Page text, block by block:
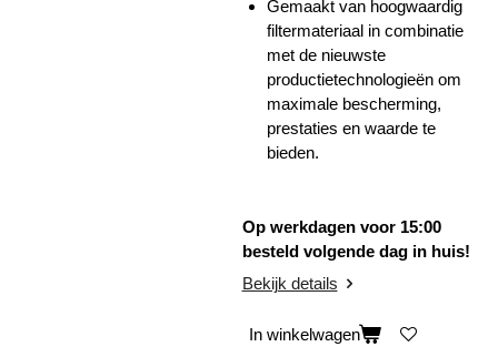
Gemaakt van hoogwaardig
filtermateriaal in combinatie
met de nieuwste
productietechnologieën om
maximale bescherming,
prestaties en waarde te
bieden.
Op werkdagen voor 15:00
besteld volgende dag in huis!
Bekijk details
In winkelwagen